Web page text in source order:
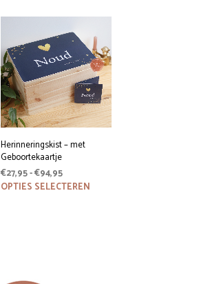
Herinneringskist – met
Geboortekaartje
€27,95-€94,95Prijsklasse:
€27,95
OPTIES SELECTEREN